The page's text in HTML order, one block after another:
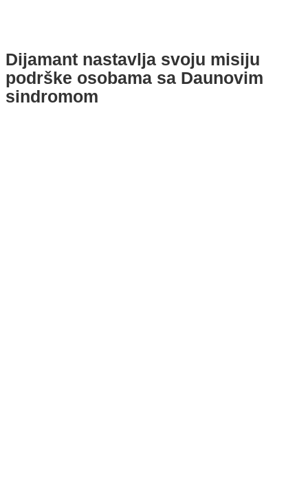
Dijamant nastavlja svoju misiju
podrške osobama sa Daunovim
sindromom